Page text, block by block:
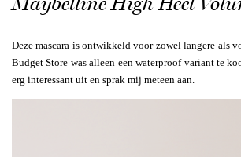
Deze mascara is ontwikkeld voor zowel langere als
Budget Store was alleen een waterproof variant te
erg interessant uit en sprak mij meteen aan.